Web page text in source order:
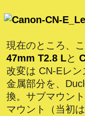
現在のところ、
47mm T2.8 Lと
改変は CN-Eレ
金属部分を、
換。サブマウン
マウント（当初